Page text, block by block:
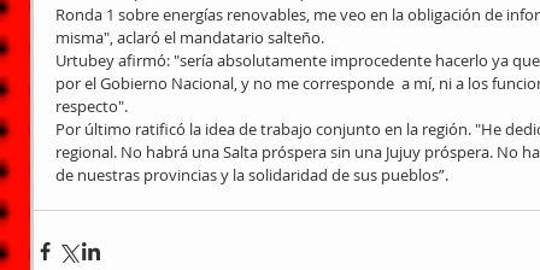
Ronda 1 sobre energías renovables, me veo en la obligación de
misma", aclaró el mandatario salteño.
Urtubey afirmó: "sería absolutamente improcedente hacerlo ya
por el Gobierno Nacional, y no me corresponde  a mí, ni a los
respecto".
Por último ratificó la idea de trabajo conjunto en la región. "He
regional. No habrá una Salta próspera sin una Jujuy próspera. No
de nuestras provincias y la solidaridad de sus pueblos”.